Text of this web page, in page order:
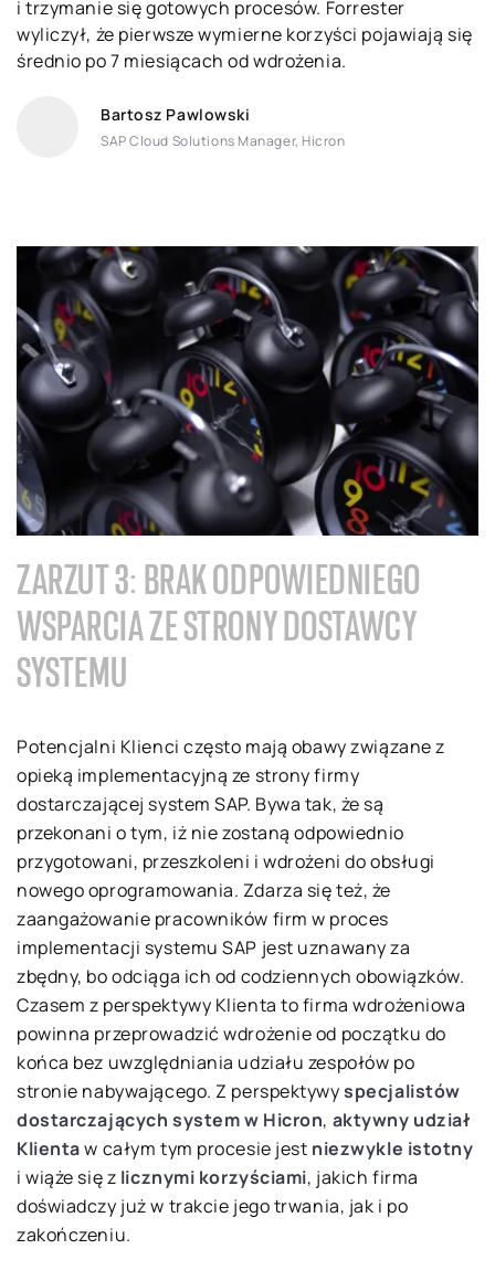
i trzymanie się gotowych procesów. Forrester
wyliczył, że pierwsze wymierne korzyści pojawiają się
średnio po 7 miesiącach od wdrożenia.
Bartosz Pawlowski
SAP Cloud Solutions Manager, Hicron
ZARZUT 3: BRAK ODPOWIEDNIEGO
WSPARCIA ZE STRONY DOSTAWCY
SYSTEMU
Potencjalni Klienci często mają obawy związane z
opieką implementacyjną ze strony firmy
dostarczającej system SAP. Bywa tak, że są
przekonani o tym, iż nie zostaną odpowiednio
przygotowani, przeszkoleni i wdrożeni do obsługi
nowego oprogramowania. Zdarza się też, że
zaangażowanie pracowników firm w proces
implementacji systemu SAP jest uznawany za
zbędny, bo odciąga ich od codziennych obowiązków.
Czasem z perspektywy Klienta to firma wdrożeniowa
powinna przeprowadzić wdrożenie od początku do
końca bez uwzględniania udziału zespołów po
stronie nabywającego. Z perspektywyspecjalistów
dostarczających systemw Hicron, aktywny udział
Klientaw całym tym procesie jest niezwykle istotny
i wiąże się z licznymi korzyściami, jakich firma
doświadczy już w trakcie jego trwania, jak i po
zakończeniu.